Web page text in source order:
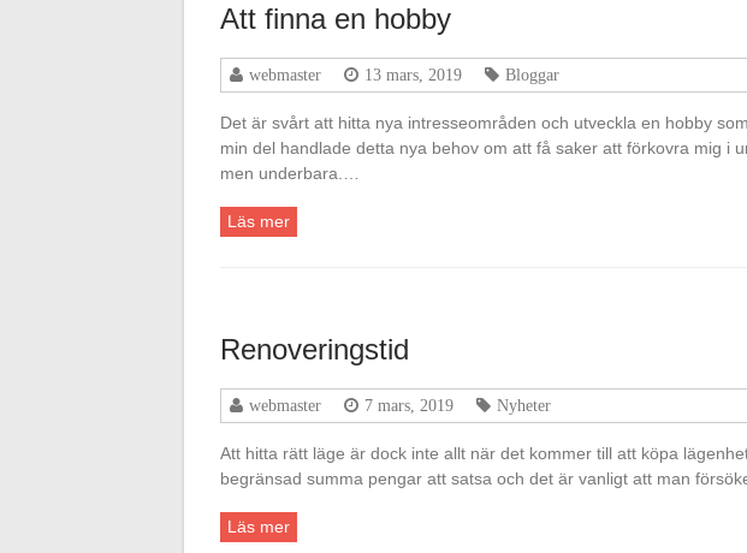
Att finna en hobby
webmaster 13 mars, 2019 Bloggar
Det är svårt att hitta nya intresseområden och utveckla en hobby
min del handlade detta nya behov om att få saker att förkovra mig i
men underbara.…
Läs mer
Renoveringstid
webmaster 7 mars, 2019 Nyheter
Att hitta rätt läge är dock inte allt när det kommer till att köpa
begränsad summa pengar att satsa och det är vanligt att man
Läs mer